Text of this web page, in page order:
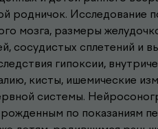
родничок. Исследование
мозга, размеры
сосудистых сплетений и
гипоксии,
кисты, ишемические
системы.
по показаниям